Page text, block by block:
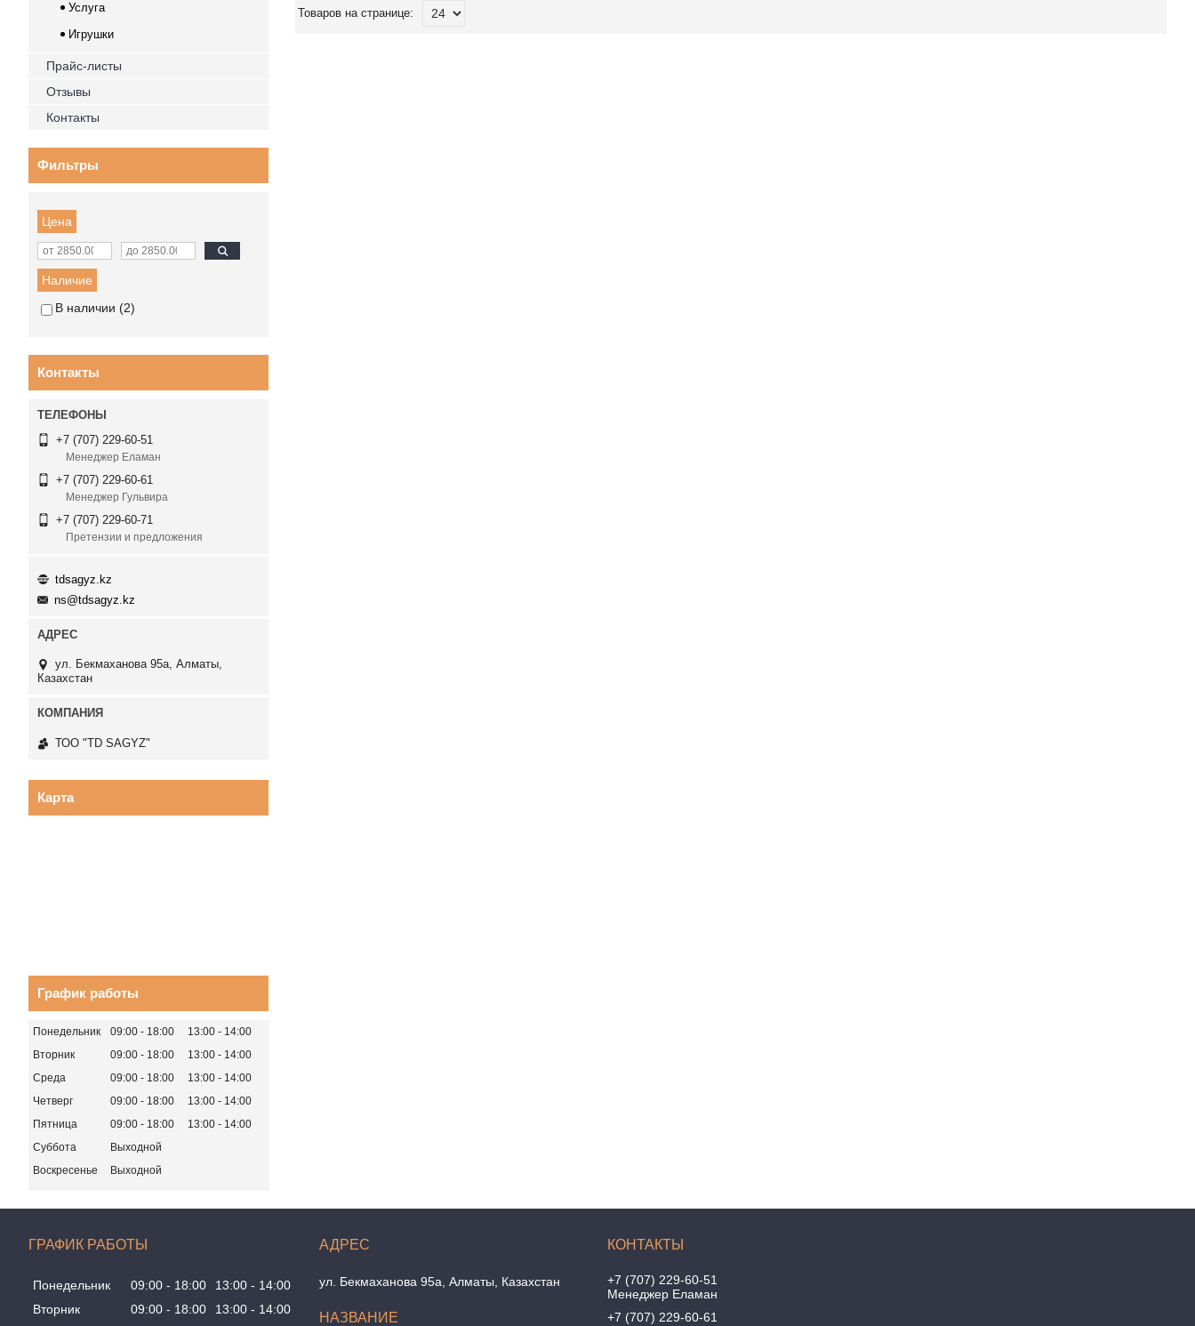
Услуга
Игрушки
Прайс-листы
Отзывы
Контакты
Фильтры
Цена
Наличие
В наличии
2
Контакты
+7 (707) 229-60-51
Менеджер Еламан
+7 (707) 229-60-61
Менеджер Гульвира
+7 (707) 229-60-71
Претензии и предложения
tdsagyz.kz
ns@tdsagyz.kz
ул. Бекмаханова 95а, Алматы,
Казахстан
ТОО "TD SAGYZ"
Карта
График работы
Понедельник 09:00 18:00 13:00
14:00
Вторник
09:00 18:00 13:00
14:00
Среда
09:00 18:00 13:00
14:00
Четверг
09:00 18:00 13:00
14:00
Пятница
09:00 18:00 13:00
14:00
Суббота
Выходной
Воскресенье
Выходной
ГРАФИК РАБОТЫ
Понедельник 09:00 18:00 13:00
14:00
Вторник
09:00 18:00 13:00
14:00
ул. Бекмаханова 95а, Алматы, Казахстан
+7 (707) 229-60-51
Менеджер Еламан
+7 (707) 229-60-61